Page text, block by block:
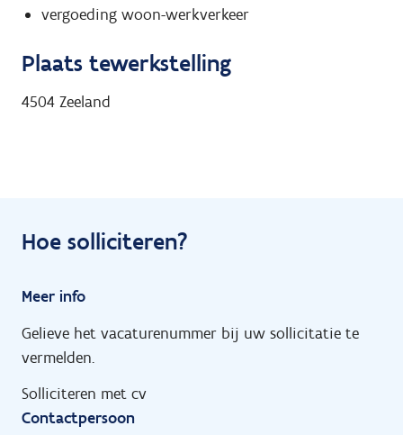
vergoeding woon-werkverkeer
Plaats tewerkstelling
4504 Zeeland
Hoe solliciteren?
Meer info
Gelieve het vacaturenummer bij uw sollicitatie te
vermelden.
Solliciteren met cv
Contactpersoon